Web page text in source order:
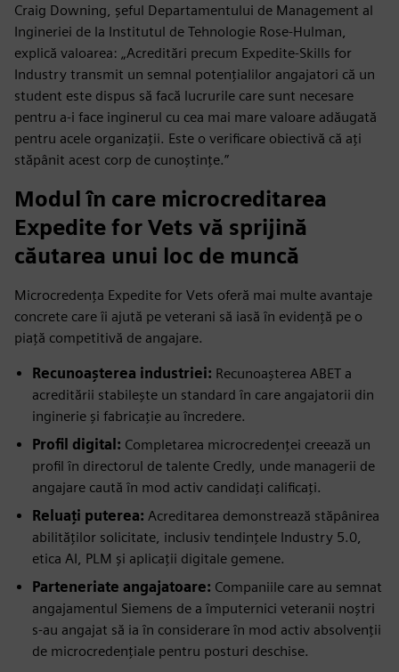
Craig Downing, șeful Departamentului de Management al
Ingineriei de la Institutul de Tehnologie Rose-Hulman,
explică valoarea: „Acreditări precum Expedite-Skills for
Industry transmit un semnal potențialilor angajatori că un
student este dispus să facă lucrurile care sunt necesare
pentru a-i face inginerul cu cea mai mare valoare adăugată
pentru acele organizații. Este o verificare obiectivă că ați
stăpânit acest corp de cunoștințe.”
Modul în care microcreditarea
Expedite for Vets vă sprijină
căutarea unui loc de muncă
Microcredența Expedite for Vets oferă mai multe avantaje
concrete care îi ajută pe veterani să iasă în evidență pe o
piață competitivă de angajare.
Recunoașterea industriei: Recunoașterea ABET a
acreditării stabilește un standard în care angajatorii din
inginerie și fabricație au încredere.
Profil digital: Completarea microcredenței creează un
profil în directorul de talente Credly, unde managerii de
angajare caută în mod activ candidați calificați.
Reluați puterea: Acreditarea demonstrează stăpânirea
abilităților solicitate, inclusiv tendințele Industry 5.0,
etica AI, PLM și aplicații digitale gemene.
Parteneriate angajatoare: Companiile care au semnat
angajamentul Siemens de a împuternici veteranii noștri
s-au angajat să ia în considerare în mod activ absolvenții
de microcredențiale pentru posturi deschise.